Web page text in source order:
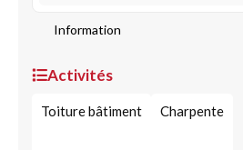
Information
Activités
Toiture bâtiment Charpente